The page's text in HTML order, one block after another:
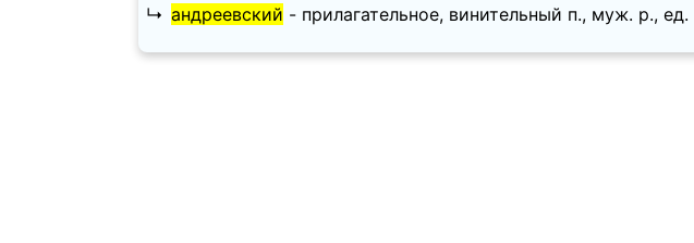
↳ андреевский - прилагательное, винительный п., муж. p., ед.